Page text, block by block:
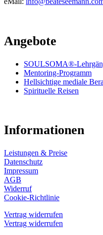
Angebote
SOULSOMA®-
Mentoring-Programm
Hellsichtige mediale
Spirituelle Reisen
Informationen
Leistungen & Preise
Datenschutz
Impressum
AGB
Widerruf
Cookie-Richtlinie
Vertrag widerrufen
Vertrag widerrufen